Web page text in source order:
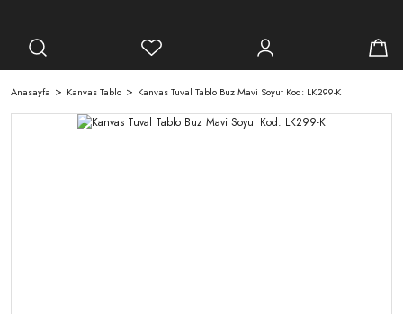
Anasayfa Kanvas Tablo Kanvas Tuval Tablo Buz Mavi Soyut Kod: LK299-K